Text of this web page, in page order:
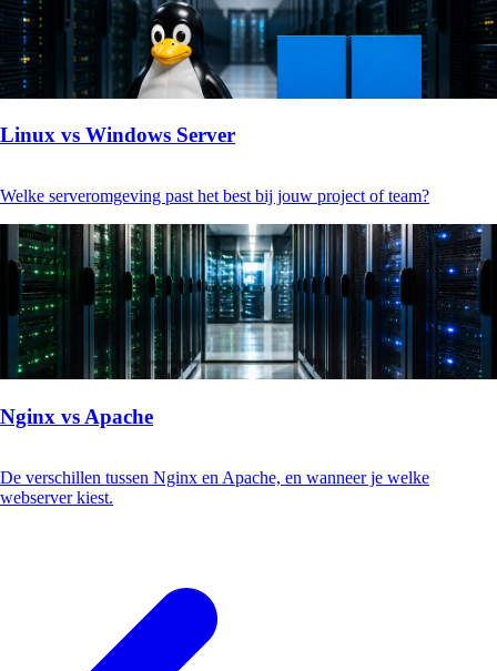
Linux vs Windows Server
Welke serveromgeving past het best bij jouw project of team?
Nginx vs Apache
De verschillen tussen Nginx en Apache, en wanneer je welke
webserver kiest.